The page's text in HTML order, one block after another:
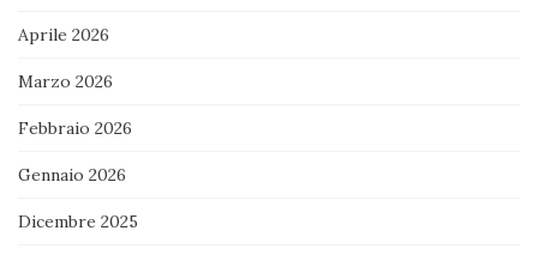
Aprile 2026
Marzo 2026
Febbraio 2026
Gennaio 2026
Dicembre 2025